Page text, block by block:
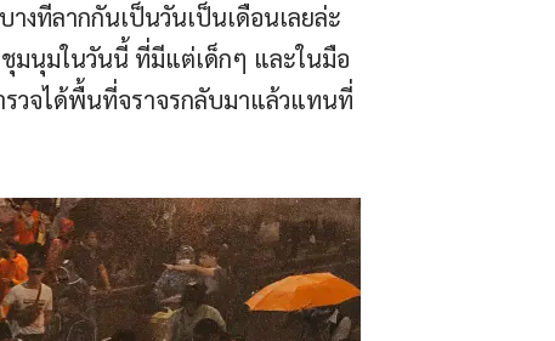
งทีลากกันเป็นวันเป็นเดือนเลยล่ะ
ชุมนุมในวันนี้ ที่มีแต่เด็กๆ และในมือ
รวจได้พื้นที่จราจรกลับมาแล้วแทนที่